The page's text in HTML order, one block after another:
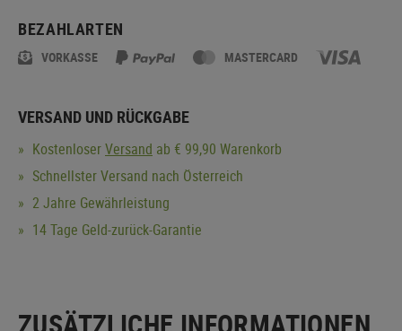
BEZAHLARTEN
VORKASSE MASTERCARD
VERSAND UND RÜCKGABE
KostenloserVersand ab € 99,90 Warenkorb
Schnellster Versand nach Österreich
2 Jahre Gewährleistung
14 Tage Geld-zurück-Garantie